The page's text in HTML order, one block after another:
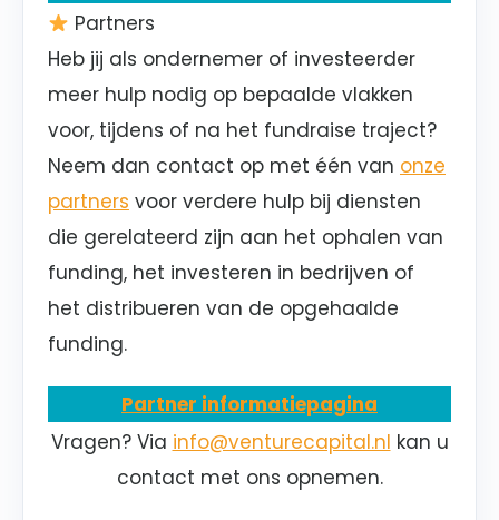
Partners
Heb jij als ondernemer of investeerder
meer hulp nodig op bepaalde vlakken
voor, tijdens of na het fundraise traject?
Neem dan contact op met één van onze
partners voor verdere hulp bij diensten
die gerelateerd zijn aan het ophalen van
funding, het investeren in bedrijven of
het distribueren van de opgehaalde
funding.
Partner informatiepagina
Vragen? Via info@venturecapital.nl kan u
contact met ons opnemen.